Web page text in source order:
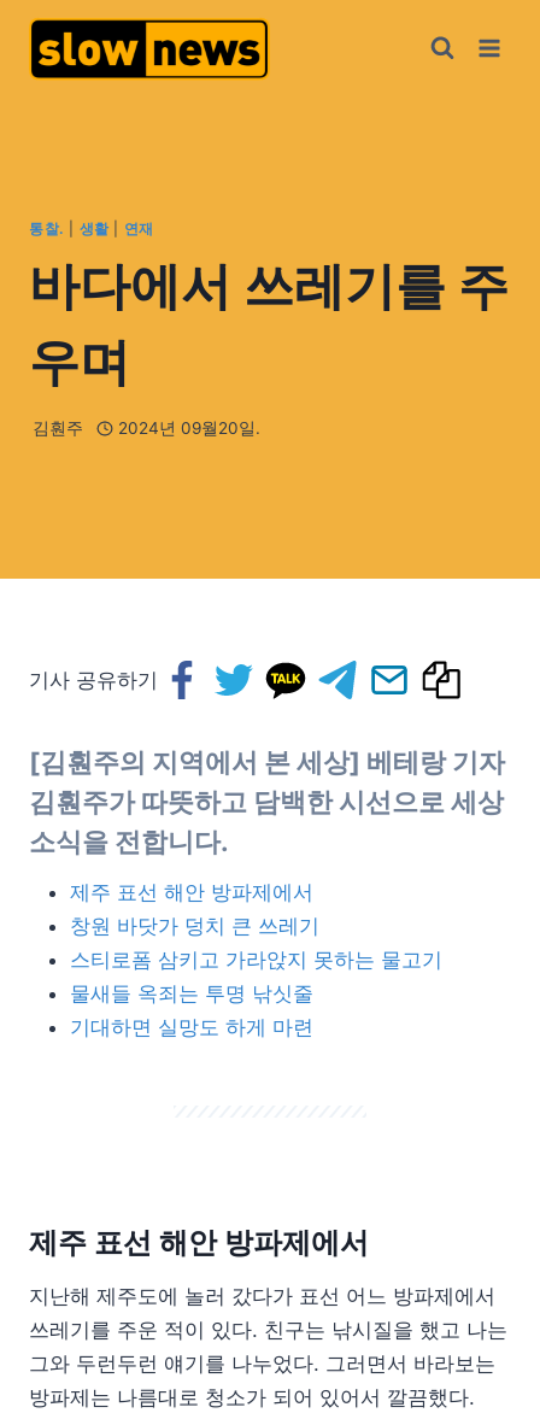
통찰. 생활| 연재
바다에서 쓰레기를 주
우며
김훤주 2024년 09월20일.
기사 공유하기
[김훤주의 지역에서 본 세상] 베테랑 기자
김훤주가 따뜻하고 담백한 시선으로 세상
소식을 전합니다.
제주 표선 해안 방파제에서
창원 바닷가 덩치 큰 쓰레기
스티로폼 삼키고 가라앉지 못하는 물고기
물새들 옥죄는 투명 낚싯줄
기대하면 실망도 하게 마련
제주 표선 해안 방파제에서
지난해 제주도에 놀러 갔다가 표선 어느 방파제에서
쓰레기를 주운 적이 있다. 친구는 낚시질을 했고 나는
그와 두런두런 얘기를 나누었다. 그러면서 바라보는
방파제는 나름대로 청소가 되어 있어서 깔끔했다.